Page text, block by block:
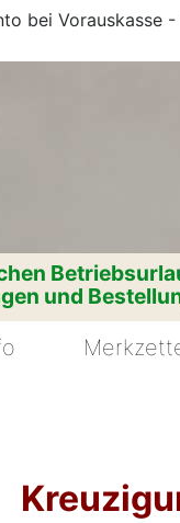
bei Vorauskasse
und